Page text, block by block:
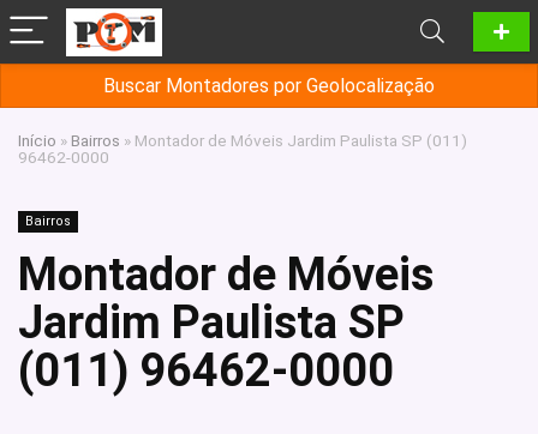
Buscar Montadores por Geolocalização
Início » Bairros » Montador de Móveis Jardim Paulista SP (011)
96462-0000
Bairros
Montador de Móveis
Jardim Paulista SP
(011) 96462-0000